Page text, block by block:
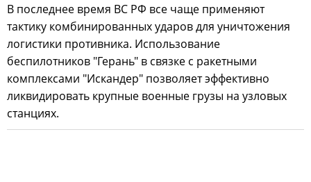
В последнее время ВС РФ все чаще применяют
тактику комбинированных ударов для уничтожения
логистики противника. Использование
беспилотников "Герань" в связке с ракетными
комплексами "Искандер" позволяет эффективно
ликвидировать крупные военные грузы на узловых
станциях.